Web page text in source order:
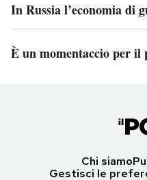
In Russia l’economia di
È un momentaccio per
Chi siamo
Gestisci le